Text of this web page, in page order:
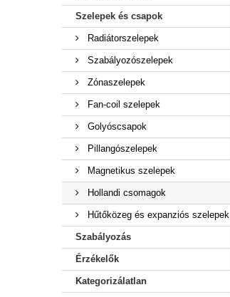
Szelepek és csapok
Radiátorszelepek
Szabályozószelepek
Zónaszelepek
Fan-coil szelepek
Golyóscsapok
Pillangószelepek
Magnetikus szelepek
Hollandi csomagok
Hűtőközeg és expanziós szelepek
Szabályozás
Érzékelők
Kategorizálatlan